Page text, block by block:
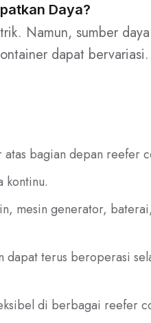
Daya?
Namun, sumber
dapat bervariasi.
bagian depan reefer
kontinu.
mesin generator,
dapat terus beroperasi
di berbagai reefer